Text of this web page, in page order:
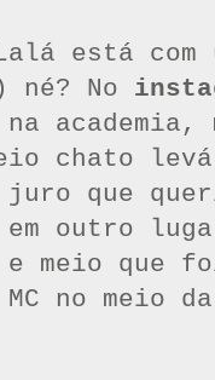
está
né? No
academia,
chato
juro que
outro
meio que
no meio